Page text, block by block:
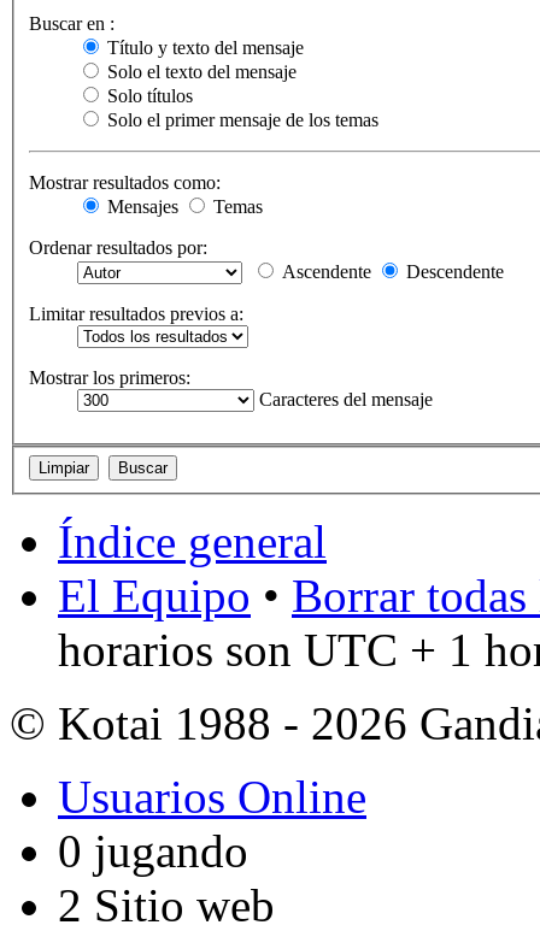
Buscar en :
Título y texto del mensaje
Solo el texto del mensaje
Solo títulos
Solo el primer mensaje de los temas
Mostrar resultados como:
Mensajes
Temas
Ordenar resultados por:
Ascendente
Descendente
Limitar resultados previos a:
Mostrar los primeros:
Caracteres del mensaje
Índice general
El Equipo • Borrar
horarios son UTC + 1
© Kotai 1988 - 2026
Usuarios Online
0 jugando
2 Sitio web